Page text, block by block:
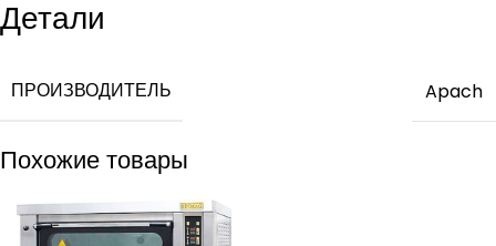
Детали
ПРОИЗВОДИТЕЛЬ Apach
Похожие товары